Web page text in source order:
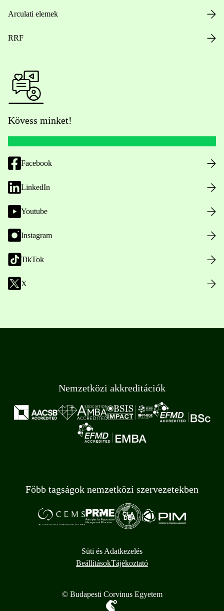
Arculati elemek
RRF
Kövess minket!
Facebook
LinkedIn
Youtube
Instagram
TikTok
X
Nemzetközi akkreditációk
Főbb tagságok nemzetközi szervezetekben
Süti és Adatkezelés
BeállításokTájékoztató
© Budapesti Corvinus Egyetem